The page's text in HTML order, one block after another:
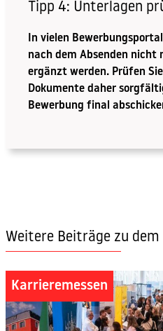
Tipp 4: Unterlagen
In vielen
nach dem Absenden nicht
ergänzt werden. Prüfen
Dokumente daher
Bewerbung final
Weitere Beiträge zu dem
Karrieremessen